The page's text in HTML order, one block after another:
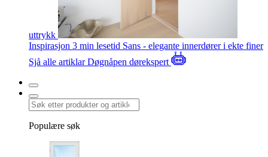
uttrykk
Inspirasjon 3 min lesetid Sans - elegante innerdører i ekte finer
Sjå alle artiklarDøgnåpen dørekspert
Populære søk